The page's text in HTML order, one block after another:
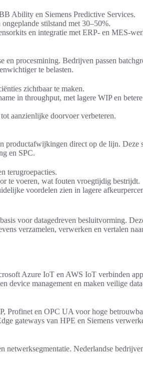
Ability en Siemens Predictive Services.
stilstand met 30–50%.
en integratie met ERP- en MES-
en procesmining. Bedrijven passen
te belasten.
zichtbaar te maken.
in throughput, met lagere WIP en
aanzienlijke doorvoer verbeteren.
productafwijkingen direct op de lijn. Deze
en SPC.
terugroepacties.
te voeren, wat fouten vroegtijdig bestrijdt.
voordelen zien in lagere
voor datagedreven besluitvorming.
verzamelen, verwerken en vertalen
Azure IoT en AWS IoT verbinden
device management en maken veilige
Profinet en OPC UA voor hoge
gateways van HPE en Siemens
netwerksegmentatie. Nederlandse